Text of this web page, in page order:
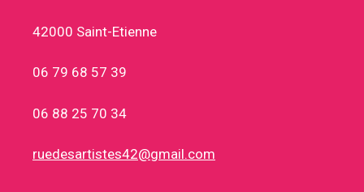
42000 Saint-Etienne
06 79 68 57 39
06 88 25 70 34
ruedesartistes42@gmail.com